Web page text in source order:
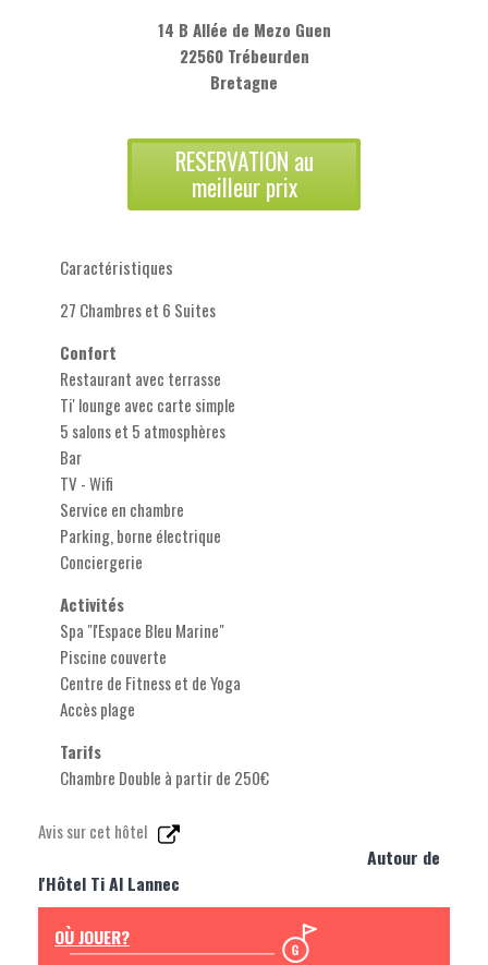
14 B Allée de Mezo Guen
22560 Trébeurden
Bretagne
RESERVATION au
meilleur prix
Caractéristiques
27 Chambres et 6 Suites
Confort
Restaurant avec terrasse
Ti' lounge avec carte simple
5 salons et 5 atmosphères
Bar
TV - Wifi
Service en chambre
Parking, borne électrique
Conciergerie
Activités
Spa "l'Espace Bleu Marine"
Piscine couverte
Centre de Fitness et de Yoga
Accès plage
Tarifs
Chambre Double à partir de 250€
Avis sur cet hôtel
Autour de
l'Hôtel Ti Al Lannec
OÙ JOUER?